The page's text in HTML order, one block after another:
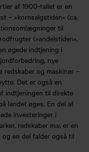
af 1900-tallet er en
– »kornsalgstiden« (ca.
til
(»andelstiden«,
øgede indtjening i
nye
redskaber og maskiner –
Det er også en
indtjeningen til direkte
landet øges. En del af
investeringer i
redskaber m.v. er en
en del falder også til